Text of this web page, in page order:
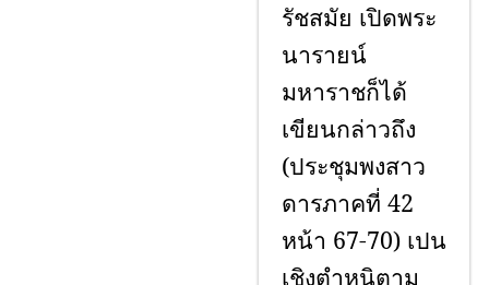
รัชสมัย เปิดพระ
นารายน์
มหาราชก็ได้
เขียนกล่าวถึง
(ประชุมพงสาว
ดารภาคที่ 42
หน้า 67-70) เปน
เชิงตำหนิตาม